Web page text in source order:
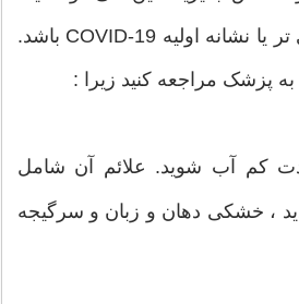
عفونت باکتریایی جدی تر یا نشانه اولیه COVID-19 باشد.
به پزشک مراجعه کنید زیرا :
آب شوید. علائم آن شامل
، خشکی دهان و زبان و سرگیجه